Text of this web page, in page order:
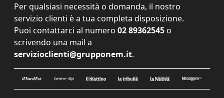
Per qualsiasi necessità o domanda, il nostro
servizio clienti è a tua completa disposizione.
Puoi contattarci al numero 02 89362545 o
scrivendo una mail a
servizioclienti@grupponem.it.